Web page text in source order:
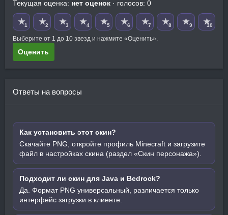
Текущая оценка: нет оценок · голосов: 0
★1 ★2 ★3 ★4 ★5 ★6 ★7 ★8 ★9 ★10
Выберите от 1 до 10 звезд и нажмите «Оценить».
Оценить
Ответы на вопросы
Как установить этот скин?
Скачайте PNG, откройте профиль Minecraft и загрузите
файл в настройках скина (раздел «Скин персонажа»).
Подходит ли скин для Java и Bedrock?
Да. Формат PNG универсальный, различается только
интерфейс загрузки в клиенте.